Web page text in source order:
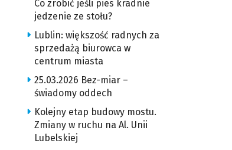
Co zrobić jeśli pies kradnie
jedzenie ze stołu?
Lublin: większość radnych za
sprzedażą biurowca w
centrum miasta
25.03.2026 Bez-miar –
świadomy oddech
Kolejny etap budowy mostu.
Zmiany w ruchu na Al. Unii
Lubelskiej